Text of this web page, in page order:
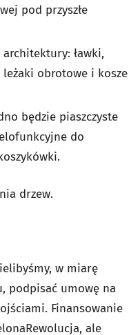
pod przyszłe
ławki,
obrotowe i kosze
będzie piaszczyste
do
drzew.
w miarę
podpisać umowę na
Finansowanie
ale